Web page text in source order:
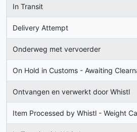
In Transit
Delivery Attempt
Onderweg met vervoerder
On Hold in Customs - Awaiting
Ontvangen en verwerkt door Whistl
Item Processed by Whistl - Weight